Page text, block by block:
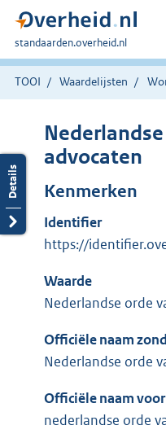
U
bent
hier:
standaarden.overheid.nl
TOOI Waardelijsten
advocaten
Kenmerken
Identifier
https://
Waarde
Nederlandse orde
Officiële naam
Nederlandse orde
Officiële naam
nederlandse orde